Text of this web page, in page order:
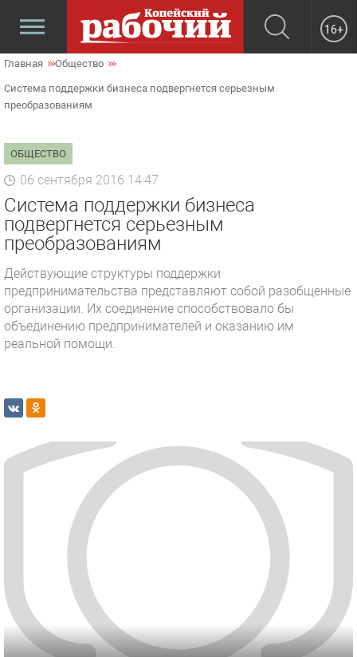
16+
Главная Общество
Система поддержки бизнеса подвергнется серьезным
преобразованиям
ОБЩЕСТВО
06 сентября 2016 14:47
Система поддержки бизнеса
подвергнется серьезным
преобразованиям
Действующие структуры поддержки
предпринимательства представляют собой разобщенные
организации. Их соединение способствовало бы
объединению предпринимателей и оказанию им
реальной помощи.